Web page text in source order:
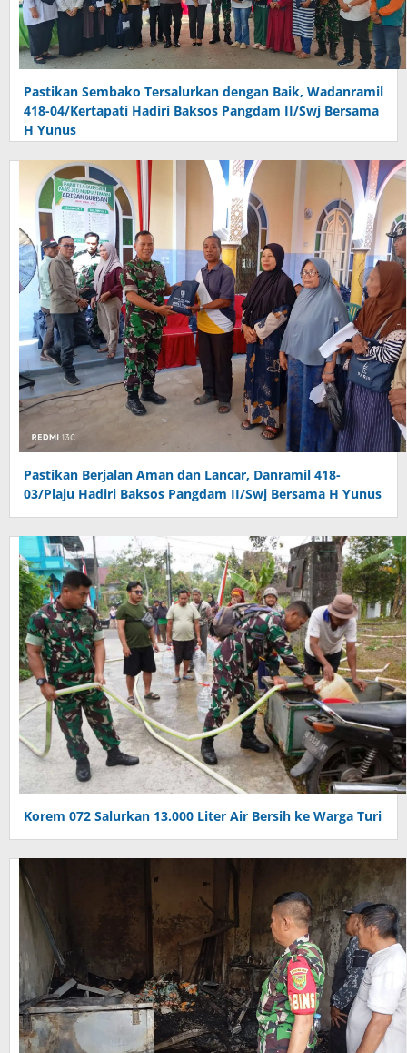
Pastikan Sembako Tersalurkan dengan Baik, Wadanramil
418-04/Kertapati Hadiri Baksos Pangdam II/Swj Bersama
H Yunus
Pastikan Berjalan Aman dan Lancar, Danramil 418-
03/Plaju Hadiri Baksos Pangdam II/Swj Bersama H Yunus
Korem 072 Salurkan 13.000 Liter Air Bersih ke Warga Turi